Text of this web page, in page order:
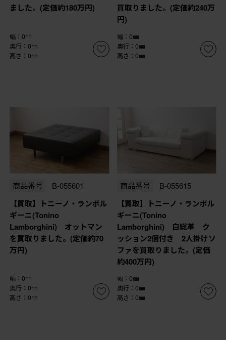
ました。(定価約180万円)
幅：0㎜
奥行：0㎜
高さ：0㎜
買取りました。(定価約240万
円)
幅：0㎜
奥行：0㎜
高さ：0㎜
商品番号 B-055601
【買取】トニーノ・ランボル
ギーニ(Tonino
Lamborghini) オットマン
を買取りました。(定価約70
万円)
幅：0㎜
奥行：0㎜
高さ：0㎜
商品番号 B-055615
【買取】トニーノ・ランボル
ギーニ(Tonino
Lamborghini) 白総革 ク
ッション2個付き 2人掛けソ
ファを買取りました。(定価
約400万円)
幅：0㎜
奥行：0㎜
高さ：0㎜